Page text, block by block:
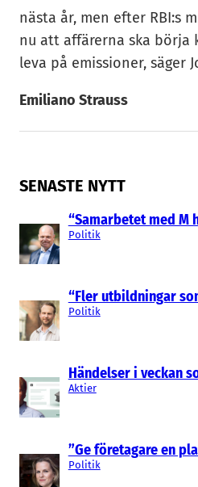
SENASTE NYTT
“Samarbetet med M
Politik
“Fler utbildningar
Politik
Händelser i veckan
Aktier
”Ge företagare en
Politik
nästa år, men efter RBI:s
nu att affärerna ska börja
leva på emissioner, säger
Emiliano Strauss